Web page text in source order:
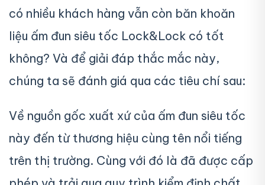
có nhiều khách hàng vẫn còn băn khoăn
liệu ấm đun siêu tốc Lock&Lock có tốt
không? Và để giải đáp thắc mắc này,
chúng ta sẽ đánh giá qua các tiêu chí sau:
Về nguồn gốc xuất xứ của ấm đun siêu tốc
này đến từ thương hiệu cùng tên nổi tiếng
trên thị trường. Cùng với đó là đã được cấp